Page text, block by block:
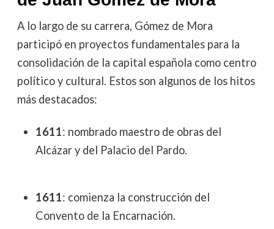
A lo largo de su carrera, Gómez de Mora
participó en proyectos fundamentales para la
consolidación de la capital española como centro
político y cultural. Estos son algunos de los hitos
más destacados:
1611: nombrado maestro de obras del
Alcázar y del Palacio del Pardo.
1611: comienza la construcción del
Convento de la Encarnación.